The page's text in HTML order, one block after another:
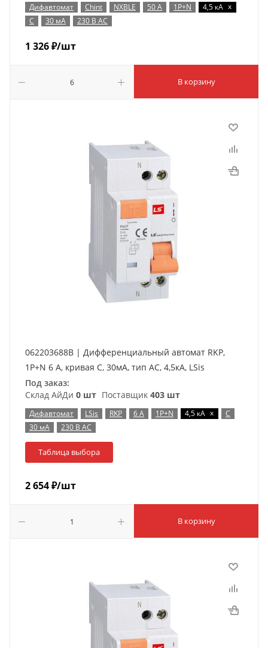
Дифавтомат Chint NXBLE 50 А 1P+N 4,5 кА x
C
30 мА 230 В AC
1 326₽/шт
В корзину
062203688B | Дифференциальный автомат RKP,
1P+N 6 A, кривая C, 30мА, тип AC, 4,5кА, LSis
Под заказ:
Склад АйДи 0 шт Поставщик 403 шт
Дифавтомат LSis RKP 6 А 1P+N 4,5 кА x
C
30 мА
230 В AC
Таблица выбора
2 654₽/шт
В корзину